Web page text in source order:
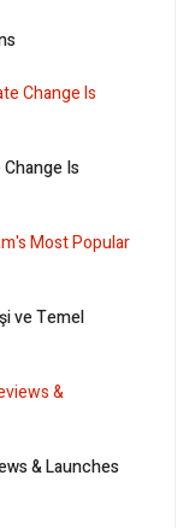
Is
ve Temel
& Launches